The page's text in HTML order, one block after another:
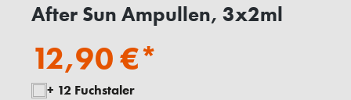
After Sun Ampullen, 3x2ml
12,90 €*
+ 12 Fuchstaler